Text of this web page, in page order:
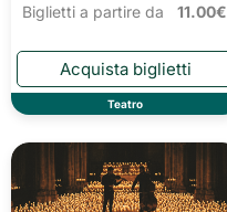
Biglietti a partire da 11.00€
Teatro